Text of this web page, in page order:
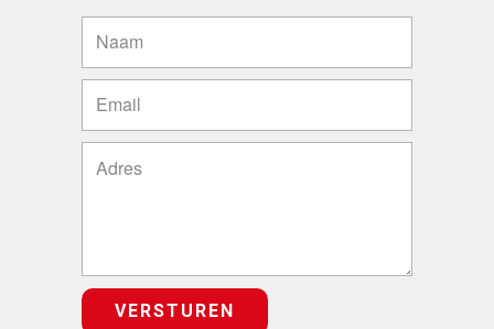
VERSTUREN